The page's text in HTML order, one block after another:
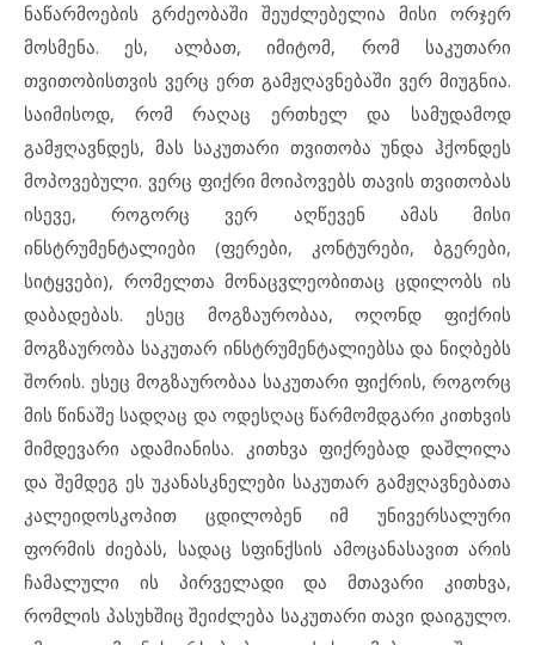
ნაწარმოების გრძეობაში შეუძლებელია მისი ორჯერ
მოსმენა. ეს, ალბათ, იმიტომ, რომ საკუთარი
თვითობისთვის ვერც ერთ გამჟღავნებაში ვერ მიუგნია.
საიმისოდ, რომ რაღაც ერთხელ და სამუდამოდ
გამჟღავნდეს, მას საკუთარი თვითობა უნდა ჰქონდეს
მოპოვებული. ვერც ფიქრი მოიპოვებს თავის თვითობას
ისევე, როგორც ვერ აღწევენ ამას მისი
ინსტრუმენტალიები (ფერები, კონტურები, ბგერები,
სიტყვები), რომელთა მონაცვლეობითაც ცდილობს ის
დაბადებას. ესეც მოგზაურობაა, ოღონდ ფიქრის
მოგზაურობა საკუთარ ინსტრუმენტალიებსა და ნიღბებს
შორის. ესეც მოგზაურობაა საკუთარი ფიქრის, როგორც
მის წინაშე სადღაც და ოდესღაც წარმომდგარი კითხვის
მიმდევარი ადამიანისა. კითხვა ფიქრებად დაშლილა
და შემდეგ ეს უკანასკნელები საკუთარ გამჟღავნებათა
კალეიდოსკოპით ცდილობენ იმ უნივერსალური
ფორმის ძიებას, სადაც სფინქსის ამოცანასავით არის
ჩამალული ის პირველადი და მთავარი კითხვა,
რომლის პასუხშიც შეიძლება საკუთარი თავი დაიგულო.